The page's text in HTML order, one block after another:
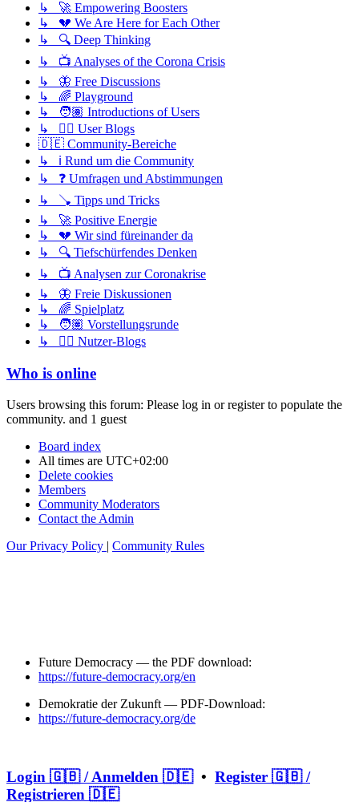
↳ 🚀 Empowering Boosters
↳ 💔 We Are Here for Each Other
↳ 🔍 Deep Thinking
↳ 📺 Analyses of the Corona Crisis
↳ 🦋 Free Discussions
↳ 🌈 Playground
↳ 🧑🏽 Introductions of Users
↳ ✍🏽 User Blogs
🇩🇪 Community-Bereiche
↳ ℹ️ Rund um die Community
↳ ❓ Umfragen und Abstimmungen
↳ 🪠 Tipps und Tricks
↳ 🚀 Positive Energie
↳ 💔 Wir sind füreinander da
↳ 🔍 Tiefschürfendes Denken
↳ 📺 Analysen zur Coronakrise
↳ 🦋 Freie Diskussionen
↳ 🌈 Spielplatz
↳ 🧑🏽 Vorstellungsrunde
↳ ✍🏽 Nutzer-Blogs
Who is online
Users browsing this forum: Please log in or register to populate the
community. and 1 guest
Board index
All times are UTC+02:00
Delete cookies
Members
Community Moderators
Contact the Admin
Our Privacy Policy | Community Rules
Future Democracy — the PDF download:
https://future-democracy.org/en
Demokratie der Zukunft — PDF-Download:
https://future-democracy.org/de
Login 🇬🇧 / Anmelden 🇩🇪• Register 🇬🇧 /
Registrieren 🇩🇪